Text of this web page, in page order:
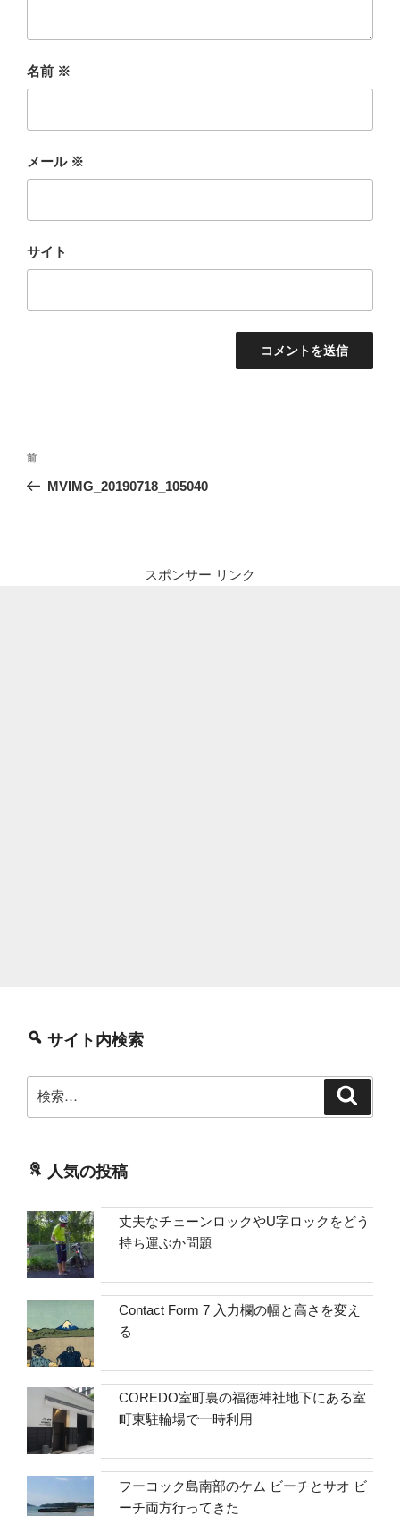
名前 ※
メール ※
サイト
投
ナ
前
の
前
MVIMG_20190718_105040
スポンサー リンク
サイト内検索
索:
人気の投稿
丈夫なチェーンロックやU字ロックをどう
持ち運ぶか問題
Contact Form 7 入力欄の幅と高さを変え
る
COREDO室町裏の福徳神社地下にある室
町東駐輪場で一時利用
フーコック島南部のケム ビーチとサオ ビ
ーチ両方行ってきた